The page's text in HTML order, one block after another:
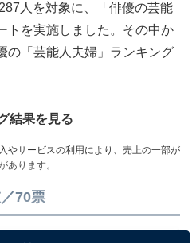
人を対象に、「俳優の芸能
トを実施しました。その中か
の「芸能人夫婦」ランキング
結果を見る
やサービスの利用により、売上の一部が
あります。
70票